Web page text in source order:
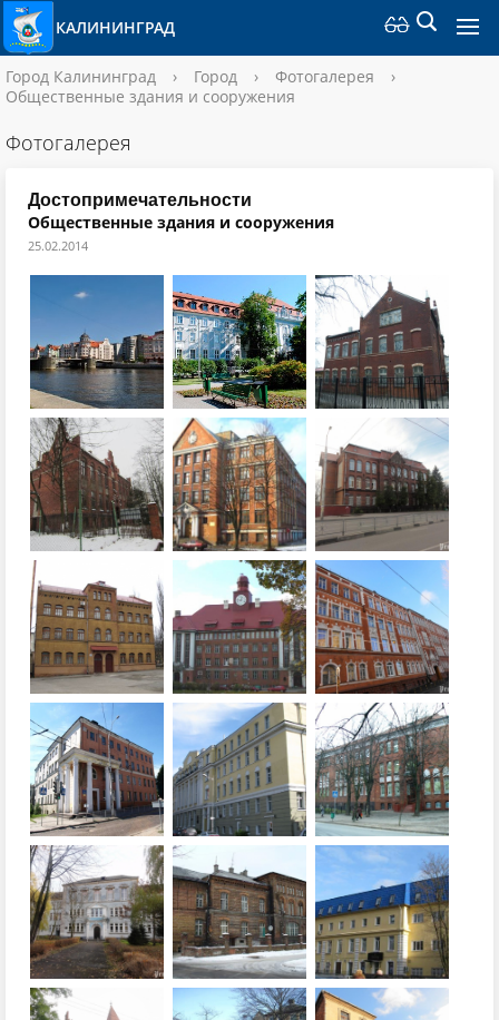
КАЛИНИНГРАД
Город Калининград › Город › Фотогалерея
›
Общественные здания и сооружения
Фотогалерея
Достопримечательности
Общественные здания и сооружения
25.02.2014